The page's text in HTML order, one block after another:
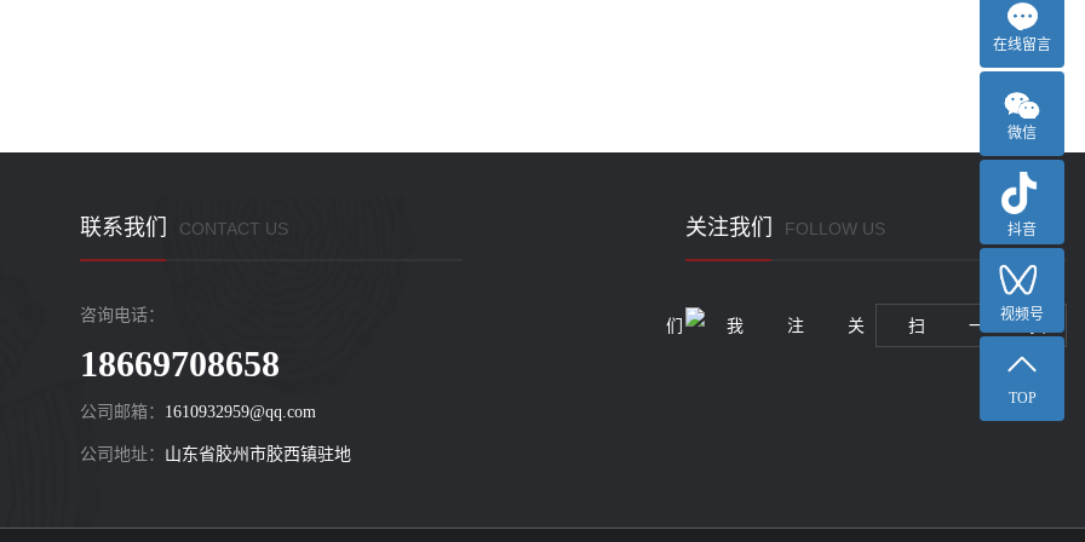
联系我们 CONTACT US
咨询电话：
18669708658
公司邮箱： 1610932959@qq.com
公司地址： 山东省胶州市胶西镇驻地
关注我们 FOLLOW US
扫一扫关注我们
在线留言
微信
抖音
视频号
TOP